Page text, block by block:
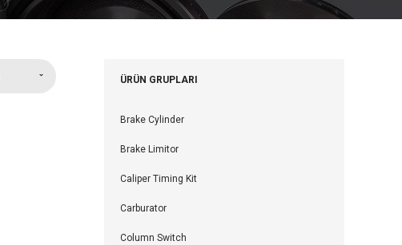
ÜRÜN GRUPLARI
Brake Cylinder
Brake Limitor
Caliper Timing Kit
Carburator
Column Switch